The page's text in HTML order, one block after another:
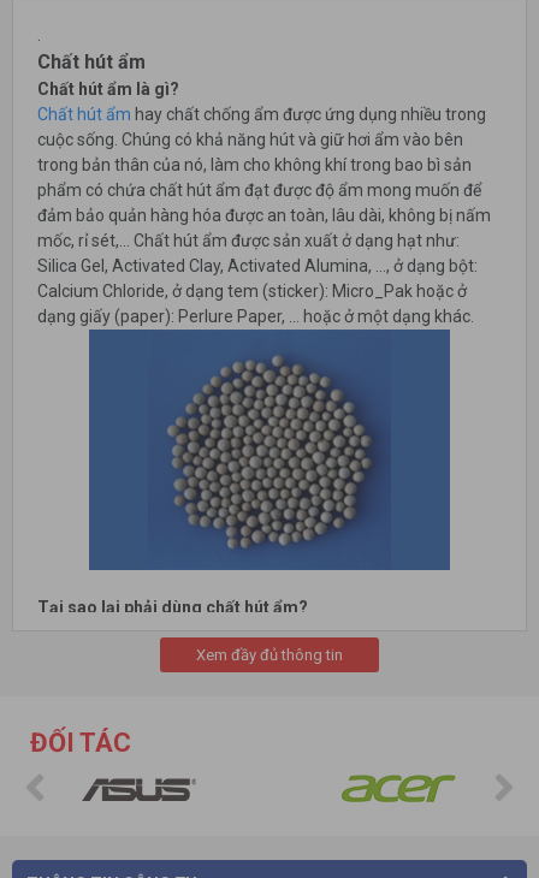
.
Chất hút ẩm
Chất hút ẩm là gì?
Chất hút ẩm hay chất chống ẩm được ứng dụng nhiều trong
cuộc sống. Chúng có khả năng hút và giữ hơi ẩm vào bên
trong bản thân của nó, làm cho không khí trong bao bì sản
phẩm có chứa chất hút ẩm đạt được độ ẩm mong muốn để
đảm bảo quản hàng hóa được an toàn, lâu dài, không bị nấm
mốc, rỉ sét,... Chất hút ẩm được sản xuất ở dạng hạt như:
Silica Gel, Activated Clay, Activated Alumina, ..., ở dạng bột:
Calcium Chloride, ở dạng tem (sticker): Micro_Pak hoặc ở
dạng giấy (paper): Perlure Paper, ... hoặc ở một dạng khác.
Tại sao lại phải dùng chất hút ẩm?
Ở Việt Nam do điều kiện khí hậu với độ ẩm cao thường xuyên
gây ảnh hưởng không nhỏ đến việc sản xuất và lưu trữ hàng
làm cho sản phẩm giảm chất lượng, lên men, nấm mốc, ....Vì
doanh nghiệp. Trong vận chuyển và lưu kho, đặc biệt là vận
Xem đầy đủ thông tin
ĐỐI TÁC